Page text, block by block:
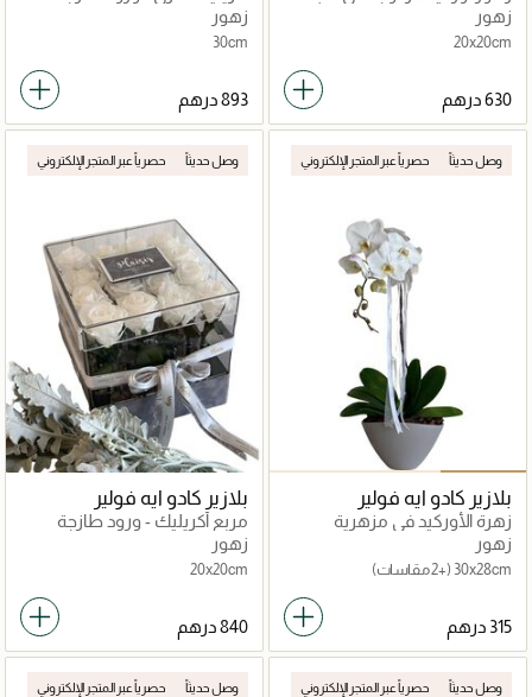
مخملية
زهور
20x20cm
زهور
30cm
وصل حديثاً حصرياً عبر المتجر الإلكتروني
بلازير كادو ايه فولير
زهرة الأوركيد في مزهرية
زهور
30x28cm (+2 مقاسات)
وصل حديثاً حصرياً عبر المتجر الإلكتروني
بلازير كادو ايه فولير
مربع أكريليك - ورود طازجة
زهور
20x20cm
وصل حديثاً حصرياً عبر المتجر الإلكتروني وصل حديثاً حصرياً عبر المتجر الإلكتروني